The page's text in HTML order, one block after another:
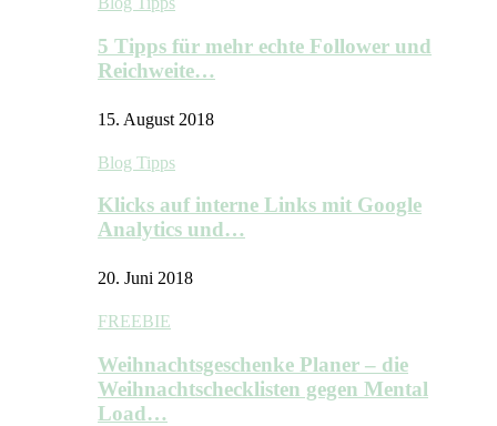
5 Tipps für mehr echte Follower und
Reichweite…
15. August 2018
Blog Tipps
Klicks auf interne Links mit Google
Analytics und…
20. Juni 2018
FREEBIE
Weihnachtsgeschenke Planer – die
Weihnachtschecklisten gegen Mental
Load…